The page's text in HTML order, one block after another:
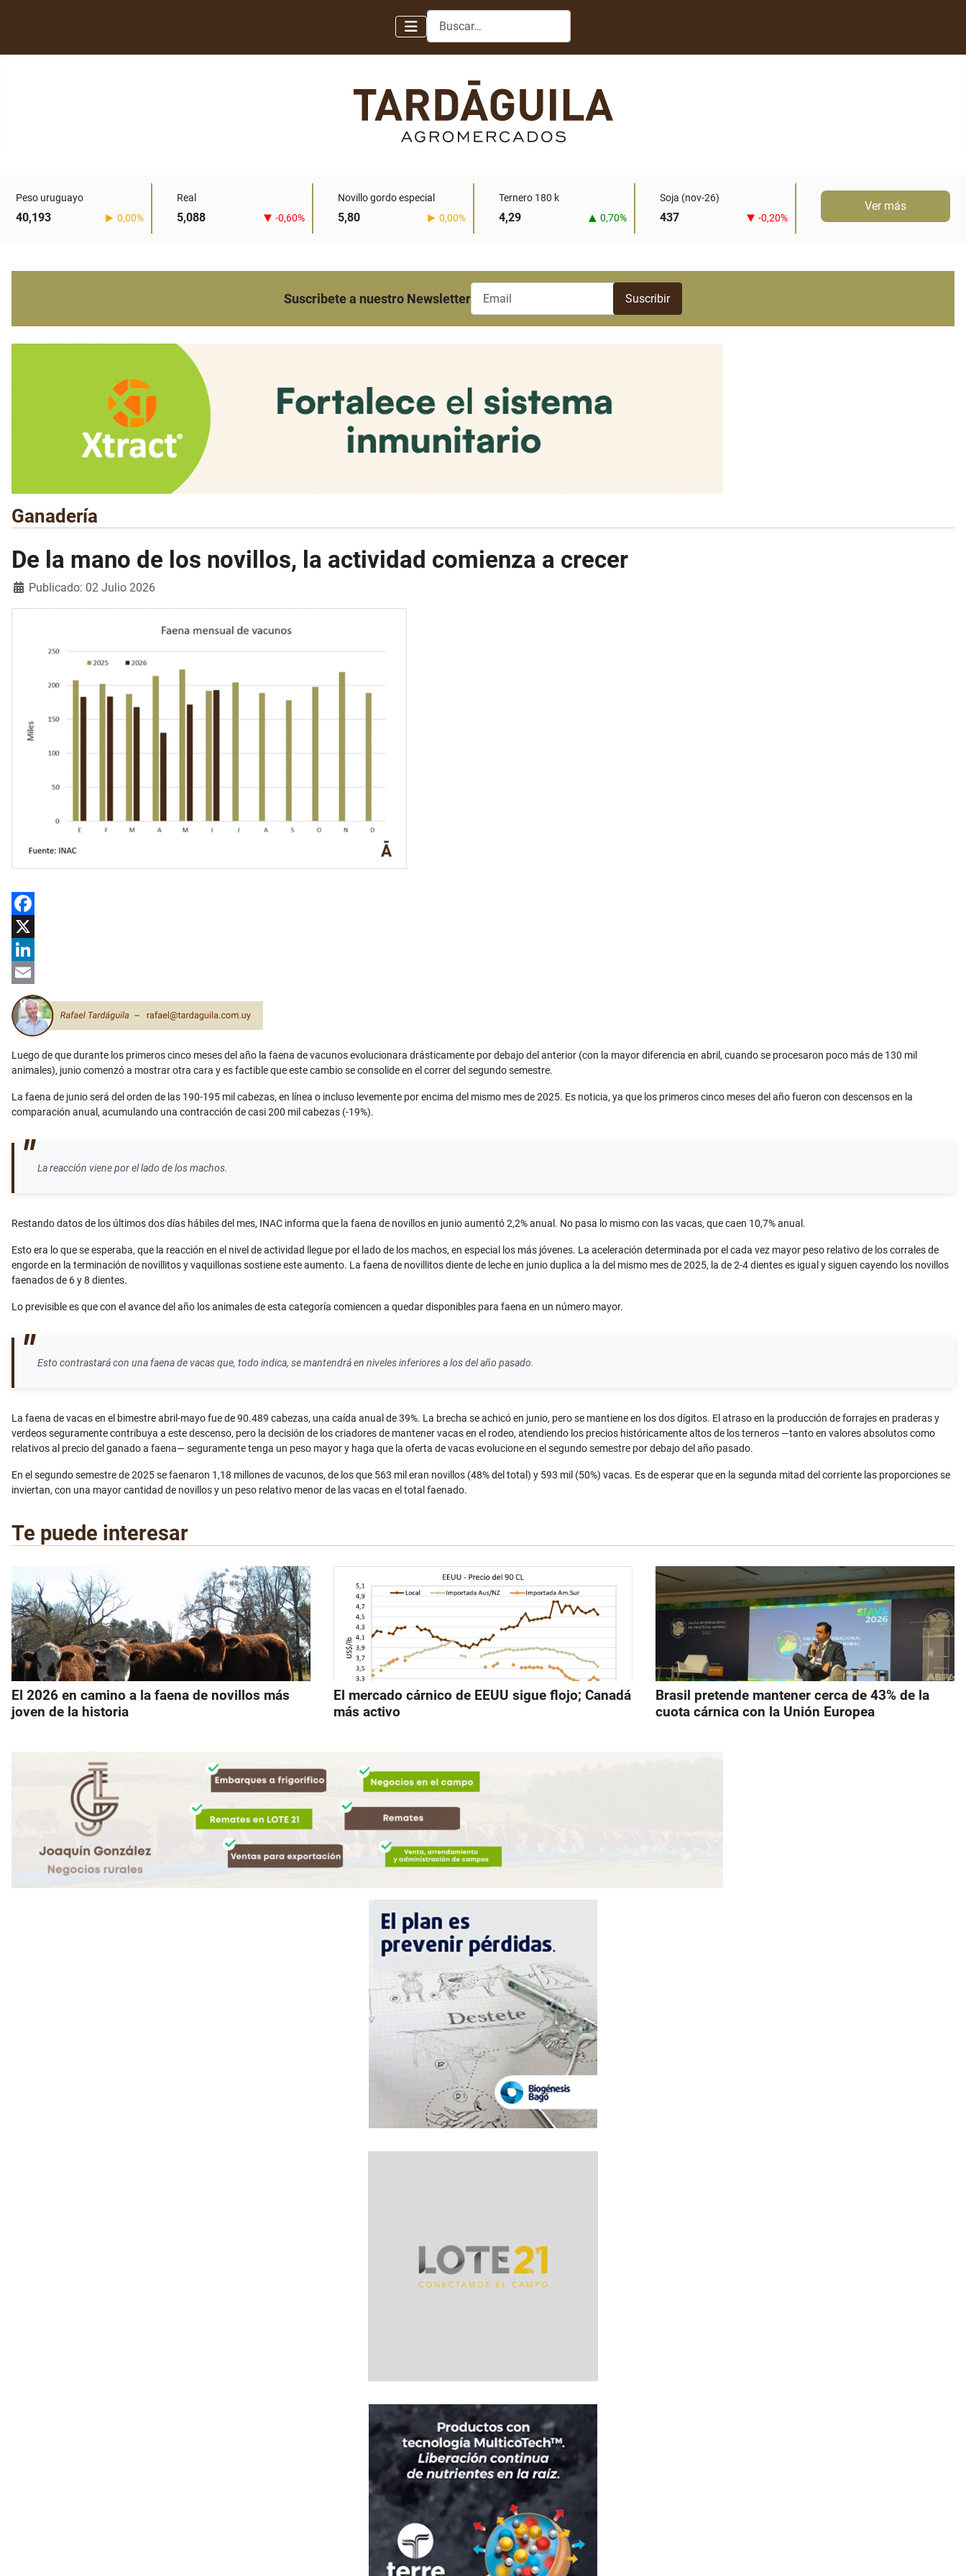
Buscar
Peso uruguayo
40,193 0,00%
Real
5,088 -0,60%
Novillo gordo especial
5,80 0,00%
Ternero 180 k
4,29 0,70%
Soja (nov-26)
437 -0,20%
Ver más
Suscribete a nuestro Newsletter
Ganadería
De la mano de los novillos, la actividad comienza a crecer
Detalles
Publicado: 02 Julio 2026
Facebook
X
LinkedIn
Email
Luego de que durante los primeros cinco meses del año la faena de vacunos evolucionara drásticamente por debajo del anterior (con la mayor diferencia en abril, cuando se procesaron poco más de 130 mil
animales), junio comenzó a mostrar otra cara y es factible que este cambio se consolide en el correr del segundo semestre.
La faena de junio será del orden de las 190-195 mil cabezas, en línea o incluso levemente por encima del mismo mes de 2025. Es noticia, ya que los primeros cinco meses del año fueron con descensos en la
comparación anual, acumulando una contracción de casi 200 mil cabezas (-19%).
La reacción viene por el lado de los machos.
Restando datos de los últimos dos días hábiles del mes, INAC informa que la faena de novillos en junio aumentó 2,2% anual. No pasa lo mismo con las vacas, que caen 10,7% anual.
Esto era lo que se esperaba, que la reacción en el nivel de actividad llegue por el lado de los machos, en especial los más jóvenes. La aceleración determinada por el cada vez mayor peso relativo de los corrales de
engorde en la terminación de novillitos y vaquillonas sostiene este aumento. La faena de novillitos diente de leche en junio duplica a la del mismo mes de 2025, la de 2-4 dientes es igual y siguen cayendo los novillos
faenados de 6 y 8 dientes.
Lo previsible es que con el avance del año los animales de esta categoría comiencen a quedar disponibles para faena en un número mayor.
Esto contrastará con una faena de vacas que, todo indica, se mantendrá en niveles inferiores a los del año pasado.
La faena de vacas en el bimestre abril-mayo fue de 90.489 cabezas, una caída anual de 39%. La brecha se achicó en junio, pero se mantiene en los dos dígitos. El atraso en la producción de forrajes en praderas y
verdeos seguramente contribuya a este descenso, pero la decisión de los criadores de mantener vacas en el rodeo, atendiendo los precios históricamente altos de los terneros —tanto en valores absolutos como
relativos al precio del ganado a faena— seguramente tenga un peso mayor y haga que la oferta de vacas evolucione en el segundo semestre por debajo del año pasado.
En el segundo semestre de 2025 se faenaron 1,18 millones de vacunos, de los que 563 mil eran novillos (48% del total) y 593 mil (50%) vacas. Es de esperar que en la segunda mitad del corriente las proporciones se
inviertan, con una mayor cantidad de novillos y un peso relativo menor de las vacas en el total faenado.
Te puede interesar
El 2026 en camino a la faena de novillos más
joven de la historia
El mercado cárnico de EEUU sigue flojo; Canadá
más activo
Brasil pretende mantener cerca de 43% de la
cuota cárnica con la Unión Europea